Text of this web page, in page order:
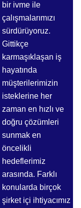
bir ivme ile
çalışmalarımızı
sürdürüyoruz.
Gittikçe
karmaşıklaşan iş
hayatında
müşterilerimizin
isteklerine her
zaman en hızlı ve
doğru çözümleri
sunmak en
öncelikli
hedeflerimiz
arasında. Farklı
konularda birçok
şirket içi ihtiyacımız